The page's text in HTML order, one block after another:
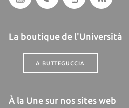
La boutique de l'Università
A BUTTEGUCCIA
À la Une sur nos sites web